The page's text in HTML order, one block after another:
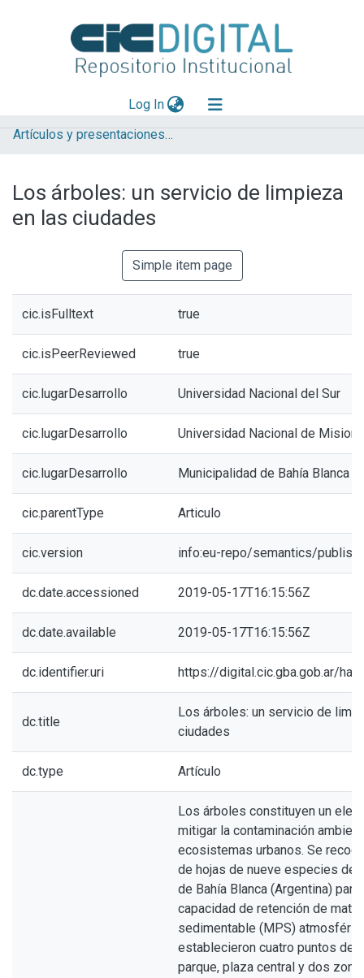
Log In(current)
Explorar
Aportar material
Artículos y presentaciones en Congresos
Los árboles: un servicio de limpieza
en las ciudades
Simple item page
cic.isFulltext true
cic.isPeerReviewed true
cic.lugarDesarrollo Universidad Nacional del Sur
cic.lugarDesarrollo Universidad Nacional de
cic.lugarDesarrollo Municipalidad de Bahía Blanca
cic.parentType Articulo
cic.version info:eu-repo/semantics/
dc.date.accessioned 2019-05-17T16:15:56Z
dc.date.available 2019-05-17T16:15:56Z
dc.identifier.uri https://digital.cic.gba.gob.ar/
dc.title
Los árboles: un servicio de
ciudades
dc.type Artículo
Los árboles constituyen un
mitigar la contaminación
ecosistemas urbanos. Se
de hojas de nueve especies de
de Bahía Blanca (Argentina)
capacidad de retención de
sedimentable (MPS)
establecieron cuatro puntos de
parque, plaza central y dos